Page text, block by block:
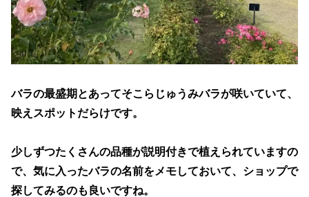
バラの最盛期とあってそこらじゅうみバラが咲いていて、
映えスポットだらけです。
少しずつたくさんの品種が説明付きで植えられていますの
で、気に入ったバラの名前をメモしておいて、ショップで
探してみるのも良いですね。